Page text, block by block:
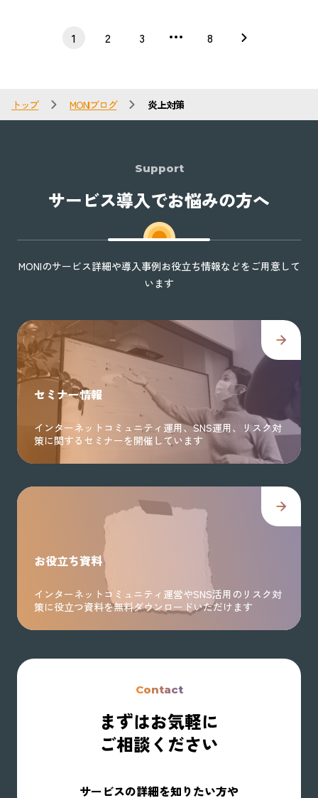
1 2 3 8
トップ MONIブログ 炎上対策
Support
サービス導入でお悩みの方へ
MONIのサービス詳細や導入事例お役立ち情報などをご用意して
います
セミナー情報
インターネットコミュニティ運用、SNS運用、リスク対
策に関するセミナーを開催しています
お役立ち資料
インターネットコミュニティ運営やSNS活用のリスク対
策に役立つ資料を無料ダウンロードいただけます
Contact
まずはお気軽に
ご相談ください
サービスの詳細を知りたい方や